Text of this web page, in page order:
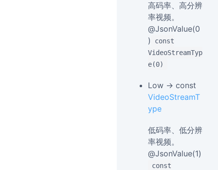
高码率、高分辨
率视频。
@JsonValue(0
)
const
VideoStreamTyp
e(0)
Low → const
VideoStreamT
ype
低码率、低分辨
率视频。
@JsonValue(1)
const